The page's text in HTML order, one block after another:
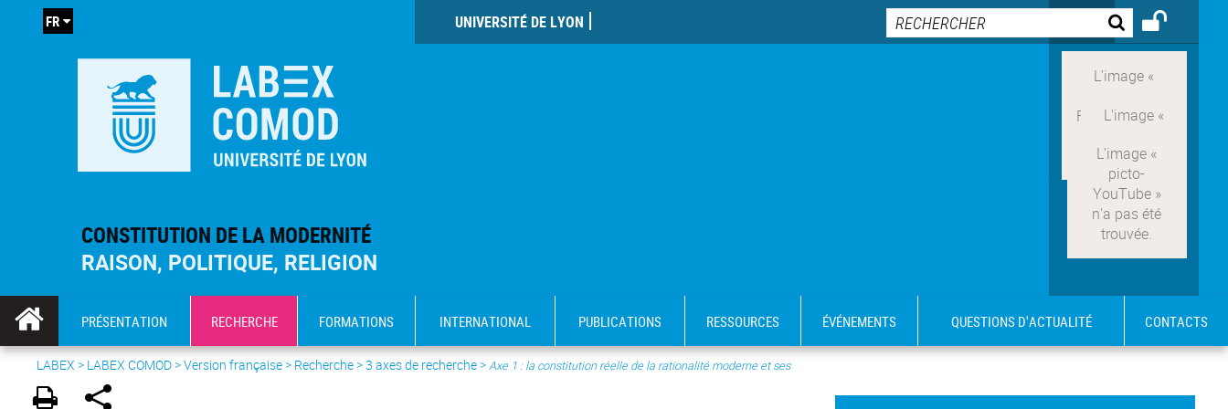
CONSTITUTION DE LA MODERNITÉ
RAISON, POLITIQUE, RELIGION
UNIVERSITÉ DE LYON
FR
PRÉSENTATION RECHERCHE FORMATIONS INTERNATIONAL PUBLICATIONS RESSOURCES ÉVÉNEMENTS QUESTIONS D'ACTUALITÉ CONTACTS
LABEX > LABEX COMOD>Version française> Recherche >3 axes de recherche>Axe 1 : la constitution réelle de la rationalité moderne et ses